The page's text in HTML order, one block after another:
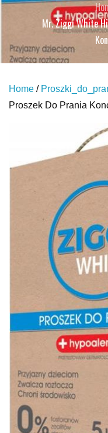
Mr. Ziggi White
Home /
Proszek Do Prania